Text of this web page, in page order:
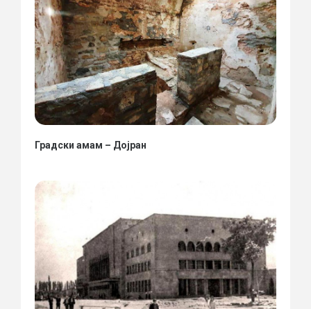
Градски амам – Дојран